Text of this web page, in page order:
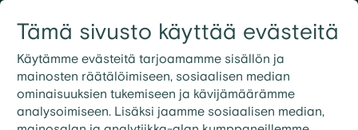
Tämä sivusto käyttää evästeitä
Käytämme evästeitä tarjoamamme sisällön ja
mainosten räätälöimiseen, sosiaalisen median
ominaisuuksien tukemiseen ja kävijämäärämme
analysoimiseen. Lisäksi jaamme sosiaalisen median,
09 3158 7600
bluestep.fi > Talousvinkit > Taloussanasto